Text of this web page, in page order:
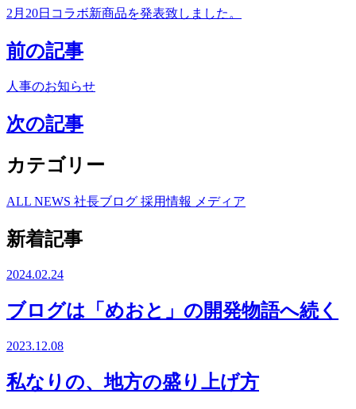
2月20日コラボ新商品を発表致しました。
前の記事
人事のお知らせ
次の記事
カテゴリー
ALL NEWS 社長ブログ 採用情報 メディア
新着記事
2024.02.24
ブログは「めおと」の開発物語へ続く
2023.12.08
私なりの、地方の盛り上げ方